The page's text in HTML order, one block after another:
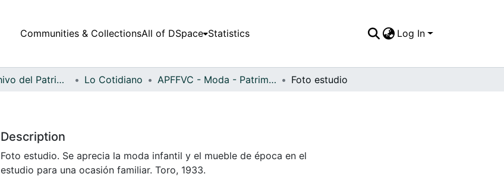
Communities & CollectionsAll of DSpace Statistics Log In
Fondo Archivo del Patrimonio Fotográfico y Fílmico del Valle del Cauca Lo Cotidiano APFFVC - Moda - Patrimonial Foto estudio
Description
Foto estudio. Se aprecia la moda infantil y el mueble de época en el
estudio para una ocasión familiar. Toro, 1933.